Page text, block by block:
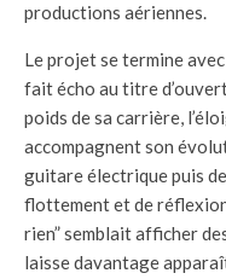
productions aériennes.
Le projet se termine avec
fait écho au titre
poids de sa carrière,
accompagnent son
guitare électrique puis
flottement et de
rien” semblait afficher
laisse davantage